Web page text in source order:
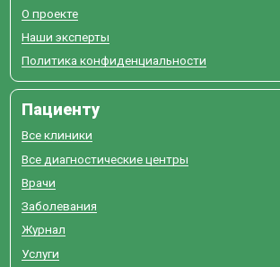
О проекте
Наши эксперты
Политика конфиденциальности
Пациенту
Все клиники
Все диагностические центры
Врачи
Заболевания
Журнал
Услуги